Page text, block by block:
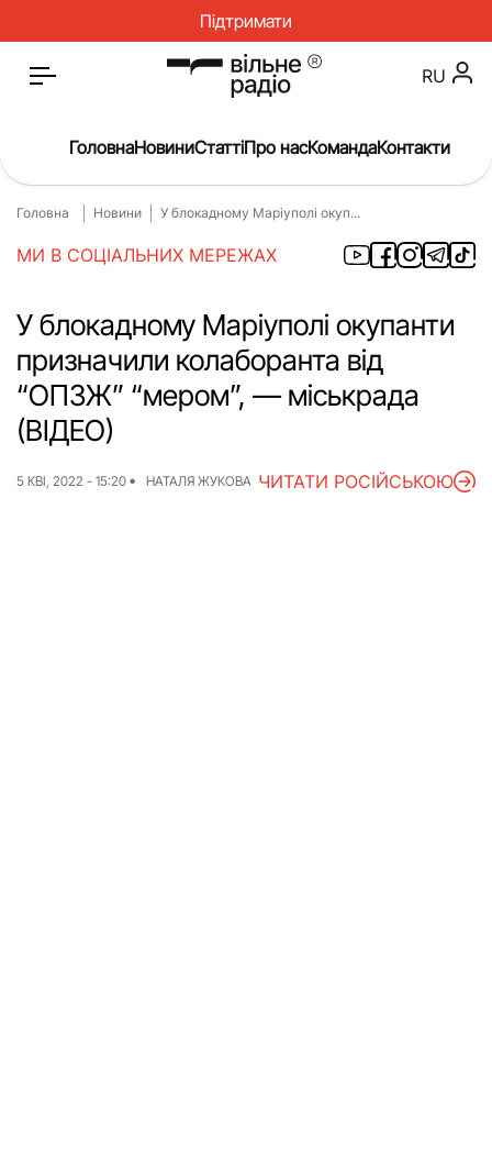
Підтримати
Головна
Новини
Окупація
Про нас
Війна
Гроші
Освіта
Інструкції
Медицина
ЖКГ
Культура
Інтерв’ю
RU
ГоловнаНовиниСтаттіПро насКомандаКонтакти
Головна Новини У блокадному Маріуполі окуп...
МИ В СОЦІАЛЬНИХ МЕРЕЖАХ
У блокадному Маріуполі окупанти
призначили колаборанта від
“ОПЗЖ” “мером”, — міськрада
(ВІДЕО)
5 КВІ, 2022 - 15:20 НАТАЛЯ ЖУКОВА ЧИТАТИ РОСІЙСЬКОЮ